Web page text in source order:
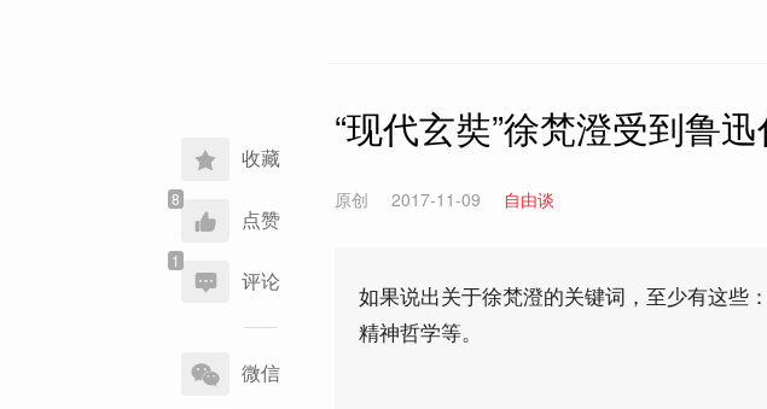
收藏
点赞
评论
享
到
微信
“现代玄奘”徐梵澄受到鲁
原创 2017-11-09 自由谈
如果说出关于徐梵澄的关键词，至少有这些
精神哲学等。